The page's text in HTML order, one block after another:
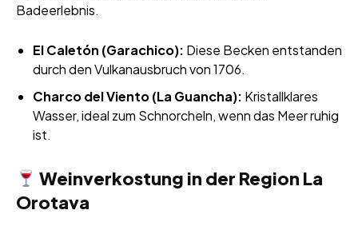
Badeerlebnis.
El Caletón (Garachico): Diese Becken entstanden
durch den Vulkanausbruch von 1706.
Charco del Viento (La Guancha): Kristallklares
Wasser, ideal zum Schnorcheln, wenn das Meer ruhig
ist.
Weinverkostung in der Region La
Orotava